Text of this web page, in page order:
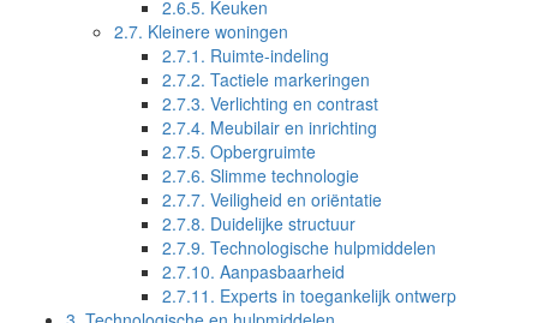
2.6.5. Keuken
2.7. Kleinere woningen
2.7.1. Ruimte-indeling
2.7.2. Tactiele markeringen
2.7.3. Verlichting en contrast
2.7.4. Meubilair en inrichting
2.7.5. Opbergruimte
2.7.6. Slimme technologie
2.7.7. Veiligheid en oriëntatie
2.7.8. Duidelijke structuur
2.7.9. Technologische hulpmiddelen
2.7.10. Aanpasbaarheid
2.7.11. Experts in toegankelijk ontwerp